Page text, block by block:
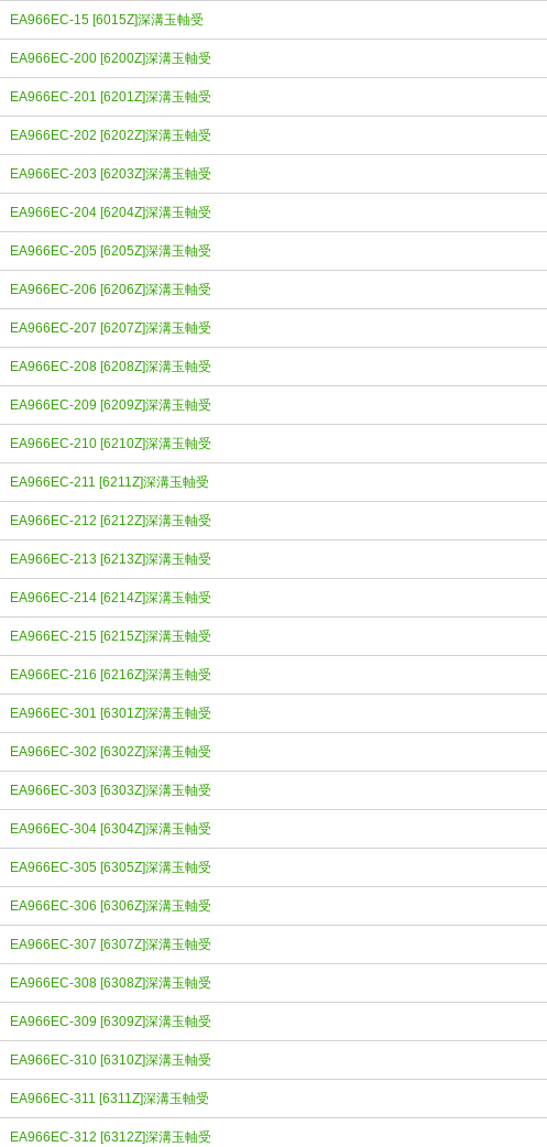
EA966EC-15 [6015Z]深溝玉軸受
EA966EC-200 [6200Z]深溝玉軸受
EA966EC-201 [6201Z]深溝玉軸受
EA966EC-202 [6202Z]深溝玉軸受
EA966EC-203 [6203Z]深溝玉軸受
EA966EC-204 [6204Z]深溝玉軸受
EA966EC-205 [6205Z]深溝玉軸受
EA966EC-206 [6206Z]深溝玉軸受
EA966EC-207 [6207Z]深溝玉軸受
EA966EC-208 [6208Z]深溝玉軸受
EA966EC-209 [6209Z]深溝玉軸受
EA966EC-210 [6210Z]深溝玉軸受
EA966EC-211 [6211Z]深溝玉軸受
EA966EC-212 [6212Z]深溝玉軸受
EA966EC-213 [6213Z]深溝玉軸受
EA966EC-214 [6214Z]深溝玉軸受
EA966EC-215 [6215Z]深溝玉軸受
EA966EC-216 [6216Z]深溝玉軸受
EA966EC-301 [6301Z]深溝玉軸受
EA966EC-302 [6302Z]深溝玉軸受
EA966EC-303 [6303Z]深溝玉軸受
EA966EC-304 [6304Z]深溝玉軸受
EA966EC-305 [6305Z]深溝玉軸受
EA966EC-306 [6306Z]深溝玉軸受
EA966EC-307 [6307Z]深溝玉軸受
EA966EC-308 [6308Z]深溝玉軸受
EA966EC-309 [6309Z]深溝玉軸受
EA966EC-310 [6310Z]深溝玉軸受
EA966EC-311 [6311Z]深溝玉軸受
EA966EC-312 [6312Z]深溝玉軸受